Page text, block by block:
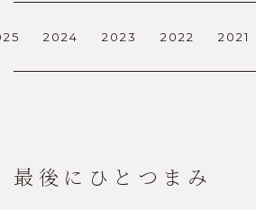
2024 2023 2022 2021
最後にひとつまみ